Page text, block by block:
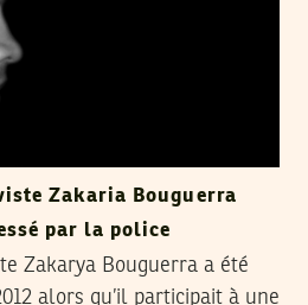
Zakaria Bouguerra
par la police
Zakarya Bouguerra a été
alors qu’il participait à une